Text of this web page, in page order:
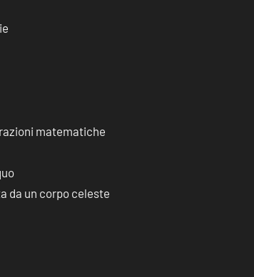
matematiche
da un corpo celeste